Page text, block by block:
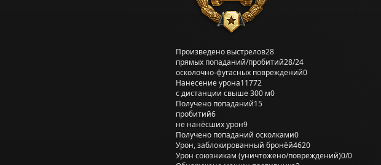
Произведено выстрелов28
прямых попаданий/пробитий28/24
осколочно-фугасных повреждений0
Нанесение урона11772
с дистанции свыше 300 м0
Получено попаданий15
пробитий6
не нанёсших урон9
Получено попаданий осколками0
Урон, заблокированный бронёй4620
Урон союзникам (уничтожено/повреждений)0/0